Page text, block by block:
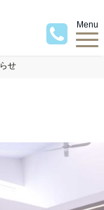
Menu
せ